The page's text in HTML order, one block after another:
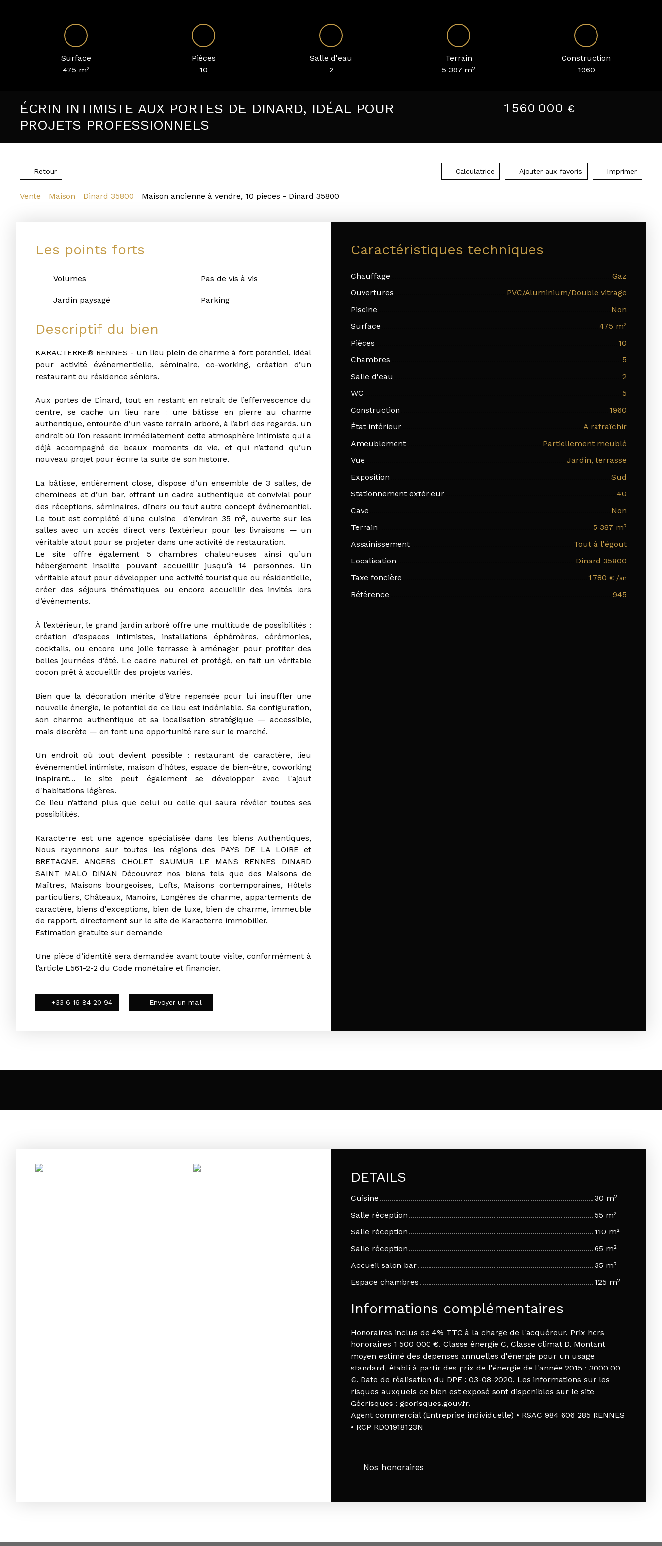
Surface
475 m²
Pièces
10
Salle d'eau
2
Terrain
5 387 m²
Construction
1960
ÉCRIN INTIMISTE AUX PORTES DE DINARD, IDÉAL POUR
PROJETS PROFESSIONNELS
1 560 000 €
Retour Calculatrice Ajouter aux favoris Imprimer
Vente Maison Dinard 35800 Maison ancienne à vendre, 10 pièces - Dinard 35800
Les points forts
Volumes Pas de vis à vis
Jardin paysagé Parking
Descriptif du bien
KARACTERRE® RENNES - Un lieu plein de charme à fort potentiel, idéal
pour activité événementielle, séminaire, co-working, création d’un
restaurant ou résidence séniors.
Aux portes de Dinard, tout en restant en retrait de l’effervescence du
centre, se cache un lieu rare : une bâtisse en pierre au charme
authentique, entourée d’un vaste terrain arboré, à l’abri des regards. Un
endroit où l’on ressent immédiatement cette atmosphère intimiste qui a
déjà accompagné de beaux moments de vie, et qui n’attend qu’un
nouveau projet pour écrire la suite de son histoire.
La bâtisse, entièrement close, dispose d’un ensemble de 3 salles, de
cheminées et d’un bar, offrant un cadre authentique et convivial pour
des réceptions, séminaires, dîners ou tout autre concept événementiel.
Le tout est complété d'une cuisine d’environ 35 m², ouverte sur les
salles avec un accès direct vers l’extérieur pour les livraisons — un
véritable atout pour se projeter dans une activité de restauration.
Le site offre également 5 chambres chaleureuses ainsi qu’un
hébergement insolite pouvant accueillir jusqu’à 14 personnes. Un
véritable atout pour développer une activité touristique ou résidentielle,
créer des séjours thématiques ou encore accueillir des invités lors
d’événements.
À l’extérieur, le grand jardin arboré offre une multitude de possibilités :
création d’espaces intimistes, installations éphémères, cérémonies,
cocktails, ou encore une jolie terrasse à aménager pour profiter des
belles journées d’été. Le cadre naturel et protégé, en fait un véritable
cocon prêt à accueillir des projets variés.
Bien que la décoration mérite d’être repensée pour lui insuffler une
nouvelle énergie, le potentiel de ce lieu est indéniable. Sa configuration,
son charme authentique et sa localisation stratégique — accessible,
mais discrète — en font une opportunité rare sur le marché.
Un endroit où tout devient possible : restaurant de caractère, lieu
événementiel intimiste, maison d’hôtes, espace de bien-être, coworking
inspirant… le site peut également se développer avec l'ajout
d'habitations légères.
Ce lieu n’attend plus que celui ou celle qui saura révéler toutes ses
possibilités.
Karacterre est une agence spécialisée dans les biens Authentiques,
Nous rayonnons sur toutes les régions des PAYS DE LA LOIRE et
BRETAGNE. ANGERS CHOLET SAUMUR LE MANS RENNES DINARD
SAINT MALO DINAN Découvrez nos biens tels que des Maisons de
Maîtres, Maisons bourgeoises, Lofts, Maisons contemporaines, Hôtels
particuliers, Châteaux, Manoirs, Longères de charme, appartements de
caractère, biens d'exceptions, bien de luxe, bien de charme, immeuble
de rapport, directement sur le site de Karacterre immobilier.
Estimation gratuite sur demande
Une pièce d’identité sera demandée avant toute visite, conformément à
l’article L561-2-2 du Code monétaire et financier.
+33 6 16 84 20 94 Envoyer un mail
Caractéristiques techniques
Chauffage
Gaz
Ouvertures
PVC/Aluminium/Double vitrage
Piscine
Non
Surface
475 m²
Pièces
10
Chambres
5
Salle d'eau
2
WC
5
Construction
1960
État intérieur
A rafraîchir
Ameublement
Partiellement meublé
Vue
Jardin, terrasse
Exposition
Sud
Stationnement extérieur
40
Cave
Non
Terrain
5 387 m²
Assainissement
Tout à l'égout
Localisation
Dinard 35800
Taxe foncière
1 780 € /an
Référence 945
DETAILS
Cuisine
30 m²
Salle réception
55 m²
Salle réception
110 m²
Salle réception
65 m²
Accueil salon bar
35 m²
Espace chambres
125 m²
Informations complémentaires
Honoraires inclus de 4% TTC à la charge de l'acquéreur. Prix hors
honoraires 1 500 000 €. Classe énergie C, Classe climat D. Montant
moyen estimé des dépenses annuelles d'énergie pour un usage
standard, établi à partir des prix de l'énergie de l'année 2015 : 3000.00
€. Date de réalisation du DPE : 03-08-2020. Les informations sur les
risques auxquels ce bien est exposé sont disponibles sur le site
Géorisques : georisques.gouv.fr.
Agent commercial (Entreprise individuelle) • RSAC 984 606 285 RENNES
• RCP RD01918123N
Nos honoraires